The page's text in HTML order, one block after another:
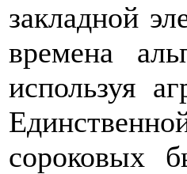
закладной
времена
используя
сороковых